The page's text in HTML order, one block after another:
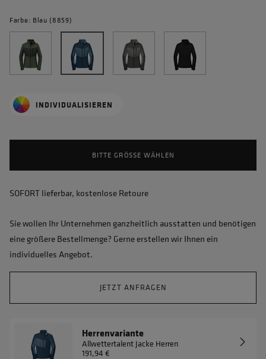
Farbe: Blau (8859)
INDIVIDUALISIEREN
BITTE GRÖSSE WÄHLEN
SOFORT lieferbar, kostenlose Retoure
Sie wollen Ihr Unternehmen ganzheitlich ausstatten und benötigen
eine größere Bestellmenge? Gerne erstellen wir Ihnen ein
individuelles Angebot.
JETZT ANFRAGEN
Herrenvariante
Allwettertalent Jacke Herren
191,94 €